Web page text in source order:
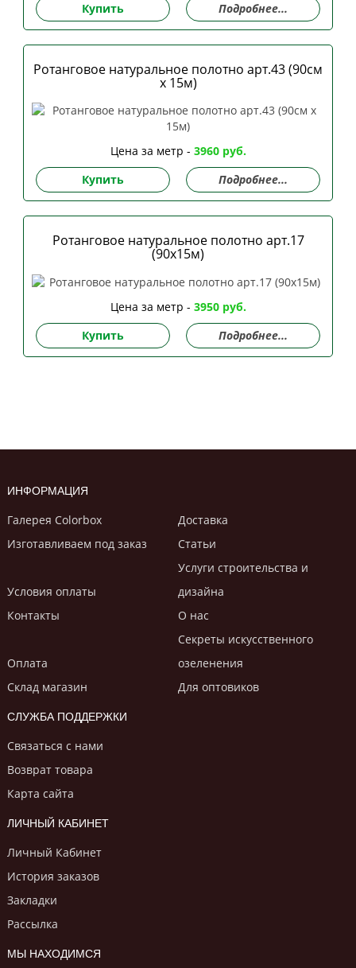
Купить
Подробнее...
Ротанговое натуральное полотно арт.43 (90см
х 15м)
Цена за метр - 3960 руб.
Купить
Подробнее...
Ротанговое натуральное полотно арт.17
(90х15м)
Цена за метр - 3950 руб.
Купить
Подробнее...
ИНФОРМАЦИЯ
Галерея Colorbox
Доставка
Изготавливаем под заказ
Статьи
Условия оплаты
Услуги строительствa и
дизайнa
Контакты
О нас
Оплата
Секреты искусственного
озеленения
Склад магазин
Для оптовиков
СЛУЖБА ПОДДЕРЖКИ
Связаться с нами
Возврат товара
Карта сайта
ЛИЧНЫЙ КАБИНЕТ
Личный Кабинет
История заказов
Закладки
Рассылка
МЫ НАХОДИМСЯ